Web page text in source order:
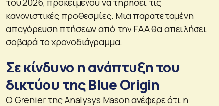
κανονιστικές προθεσμίες. Μια παρατεταμένη
απαγόρευση πτήσεων από την FAA θα απειλήσει
σοβαρά το χρονοδιάγραμμα.
Σε κίνδυνο η ανάπτυξη του
δικτύου της Blue Origin
Ο Grenier της Analysys Mason ανέφερε ότι η